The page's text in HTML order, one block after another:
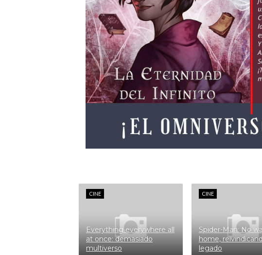
CINE
Everything everywhere all
at once: demasiado
multiverso
CINE
Spider-Man: No
home,
legado